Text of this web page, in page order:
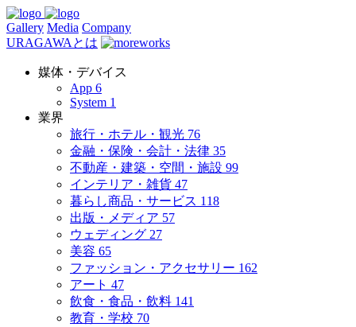
Gallery Media Company
URAGAWAとは
媒体・デバイス
App 6
System 1
業界
旅行・ホテル・観光 76
金融・保険・会計・法律 35
不動産・建築・空間・施設 99
インテリア・雑貨 47
暮らし商品・サービス 118
出版・メディア 57
ウェディング 27
美容 65
ファッション・アクセサリー 162
アート 47
飲食・食品・飲料 141
教育・学校 70